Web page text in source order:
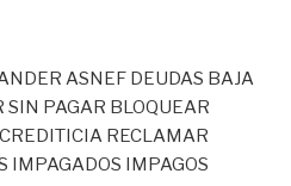
ASNEF DEUDAS BAJA
SIN PAGAR BLOQUEAR
RECLAMAR
IMPAGADOS IMPAGOS